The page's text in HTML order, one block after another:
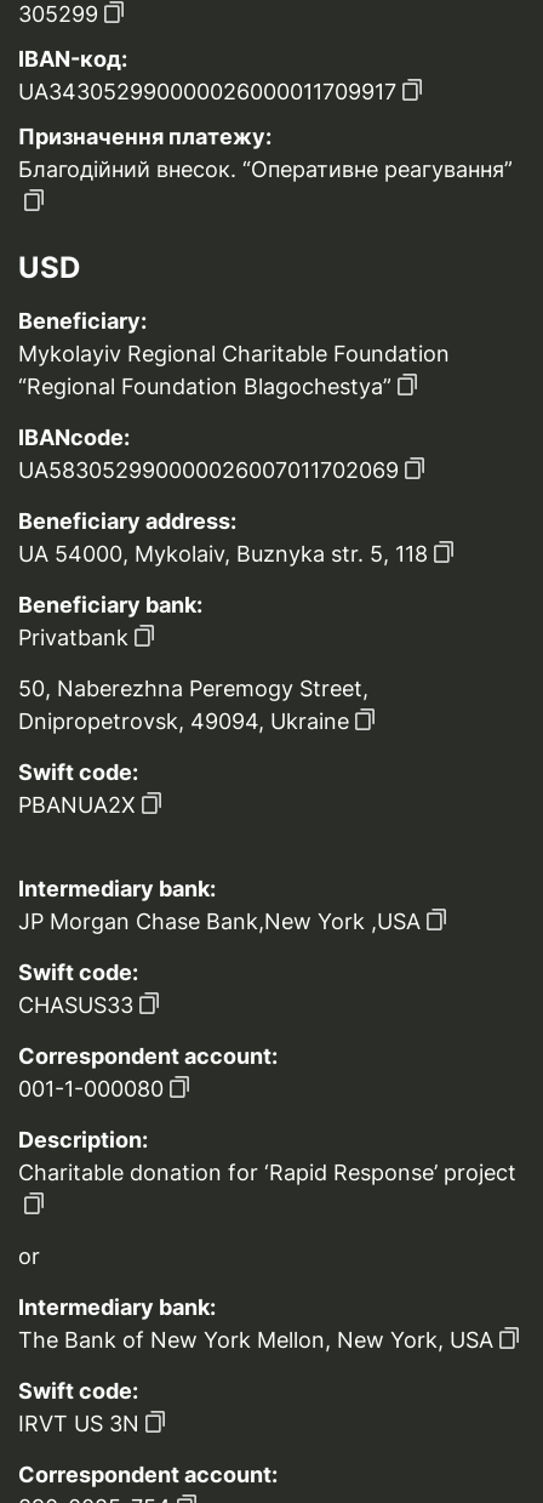
305299
IBAN-код:
UA343052990000026000011709917
Призначення платежу:
Благодійний внесок. “Оперативне реагування”
USD
Beneficiary:
Mykolayiv Regional Charitable Foundation
“Regional Foundation Blagochestya”
IBANcode:
UA583052990000026007011702069
Beneficiary address:
UA 54000, Mykolaiv, Buznyka str. 5, 118
Beneficiary bank:
Privatbank
50, Naberezhna Peremogy Street,
Dnipropetrovsk, 49094, Ukraine
Swift code:
PBANUA2X
Intermediary bank:
JP Morgan Chase Bank,New York ,USA
Swift code:
CHASUS33
Correspondent account:
001-1-000080
Description:
Charitable donation for ‘Rapid Response’ project
or
Intermediary bank:
The Bank of New York Mellon, New York, USA
Swift code:
IRVT US 3N
Correspondent account: